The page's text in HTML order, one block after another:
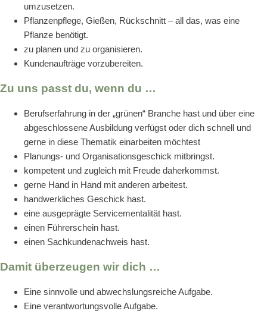
umzusetzen.
Pflanzenpflege, Gießen, Rückschnitt – all das, was eine
Pflanze benötigt.
zu planen und zu organisieren.
Kundenaufträge vorzubereiten.
Zu uns passt du, wenn du …
Berufserfahrung in der „grünen“ Branche hast und über eine
abgeschlossene Ausbildung verfügst oder dich schnell und
gerne in diese Thematik einarbeiten möchtest
Planungs- und Organisationsgeschick mitbringst.
kompetent und zugleich mit Freude daherkommst.
gerne Hand in Hand mit anderen arbeitest.
handwerkliches Geschick hast.
eine ausgeprägte Servicementalität hast.
einen Führerschein hast.
einen Sachkundenachweis hast.
Damit überzeugen wir dich …
Eine sinnvolle und abwechslungsreiche Aufgabe.
Eine verantwortungsvolle Aufgabe.